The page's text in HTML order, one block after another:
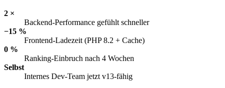
2 ×
Backend-Performance gefühlt schneller
−15 %
Frontend-Ladezeit (PHP 8.2 + Cache)
0 %
Ranking-Einbruch nach 4 Wochen
Selbst
Internes Dev-Team jetzt v13-fähig